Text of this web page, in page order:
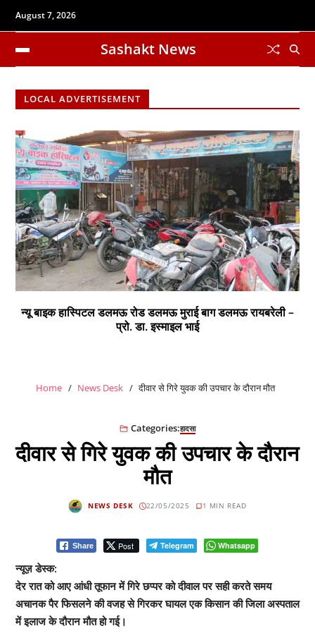
August 7, 2026
Sashakt News
LOCAL ADVERTISEMENT
न्यू बाइक हास्पिटल डलमऊ रोड डलमऊ मुराई बाग डलमऊ रायबरेली –
प्रो. डा. इस्माइल भाई
Home News Desk दीवार से गिरे युवक की उपचार के दौरान मौत
Categories:हादसा
दीवार से गिरे युवक की उपचार के दौरान
मौत
NEWS DESK 22/05/2025 1 MIN READ
Share Post Telegram Whatsapp
न्यूज़ डेस्क:
देर रात को आए आंधी तूफान में गिरे छप्पर को दीवाल पर सही करते समय
अचानक पैर फिसलने की वजह से गिरकर घायल एक किसान की जिला अस्पताल
में इलाज के दौरान मौत हो गई।